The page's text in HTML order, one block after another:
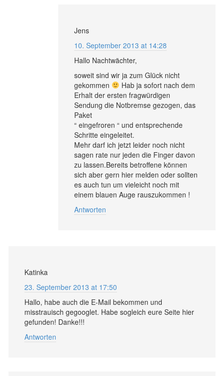
Jens
10. September 2013 at 14:28
Hallo Nachtwächter,
soweit sind wir ja zum Glück nicht
gekommen
Hab ja sofort nach dem
Erhalt der ersten fragwürdigen
Sendung die Notbremse gezogen, das
Paket
“ eingefroren “ und entsprechende
Schritte eingeleitet.
Mehr darf ich jetzt leider noch nicht
sagen rate nur jeden die Finger davon
zu lassen.Bereits betroffene können
sich aber gern hier melden oder sollten
es auch tun um vieleicht noch mit
einem blauen Auge rauszukommen !
Antworten
Katinka
23. September 2013 at 17:50
Hallo, habe auch die E-Mail bekommen und
misstrauisch gegooglet. Habe sogleich eure Seite hier
gefunden! Danke!!!
Antworten